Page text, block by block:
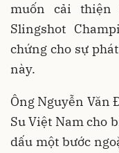
muốn cải thiện
Slingshot
chứng cho sự
này.
Ông Nguyễn Văn
Su Việt Nam cho
dấu một bước